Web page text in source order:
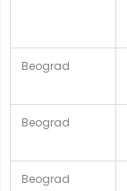
Beograd
Beograd
Beograd